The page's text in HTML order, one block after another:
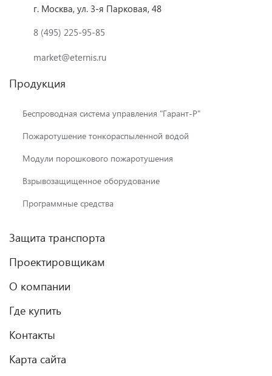
г. Москва, ул. 3-я Парковая, 48
8 (495) 225-95-85
market@eternis.ru
Продукция
Беспроводная система управления "Гарант-Р"
Пожаротушение тонкораспыленной водой
Модули порошкового пожаротушения
Взрывозащищенное оборудование
Программные средства
Защита транспорта
Проектировщикам
О компании
Где купить
Контакты
Карта сайта